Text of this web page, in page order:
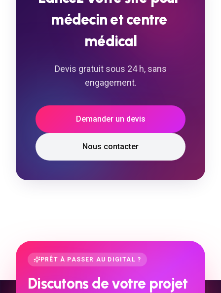
médecin
et
centre
médical
engagement.
PRÊT À PASSER AU DIGITAL ?
Discutons de votre projet